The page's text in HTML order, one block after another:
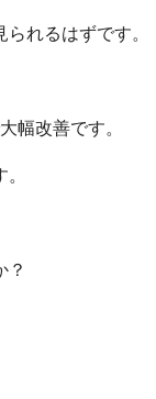
れるはずです。
幅改善です。
？